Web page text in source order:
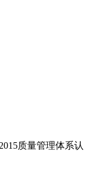
质量管理体系认